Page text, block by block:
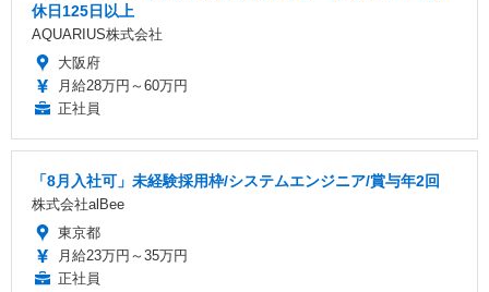
休日125日以上
AQUARIUS株式会社
大阪府
月給28万円～60万円
正社員
「8月入社可」未経験採用枠/システムエンジニア/賞与年2回
株式会社alBee
東京都
月給23万円～35万円
正社員